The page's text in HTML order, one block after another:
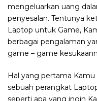
mengeluarkan uang
penyesalan. Tentunya
Laptop untuk Game,
berbagai pengalaman
game – game
Hal yang pertama
sebuah perangkat
seperti apa yang ingin